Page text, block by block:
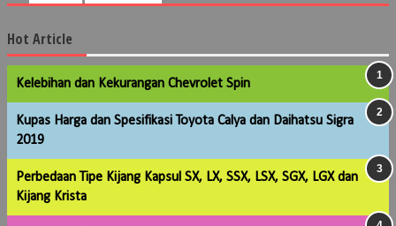
Hot Article
Kelebihan dan Kekurangan Chevrolet Spin
Kupas Harga dan Spesifikasi Toyota Calya dan Daihatsu Sigra
2019
Perbedaan Tipe Kijang Kapsul SX, LX, SSX, LSX, SGX, LGX dan
Kijang Krista